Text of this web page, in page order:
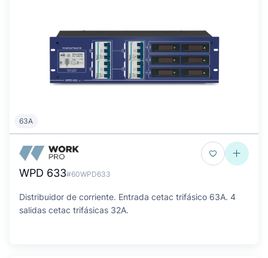
63A
WPD 633#60WPD633
Distribuidor de corriente. Entrada cetac trifásico 63A. 4
salidas cetac trifásicas 32A.